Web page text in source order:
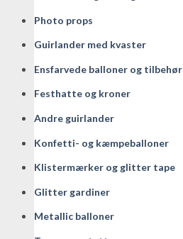
Photo props
Guirlander med kvaster
Ensfarvede balloner og tilbehør
Festhatte og kroner
Andre guirlander
Konfetti- og kæmpeballoner
Klistermærker og glitter tape
Glitter gardiner
Metallic balloner